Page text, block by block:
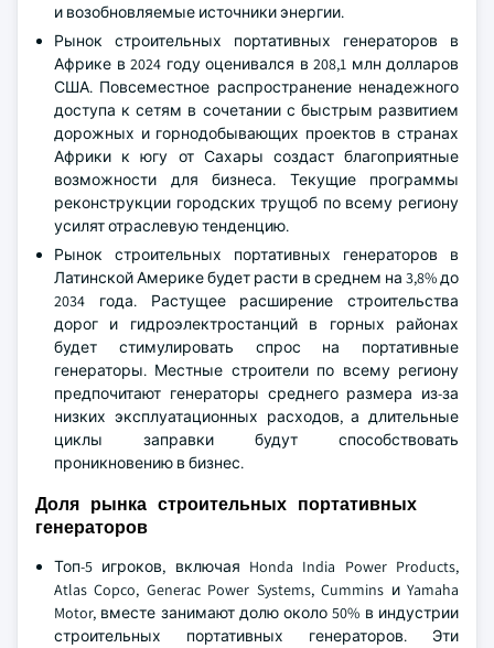
и возобновляемые источники энергии.
Рынок строительных портативных генераторов в
Африке в 2024 году оценивался в 208,1 млн долларов
США. Повсеместное распространение ненадежного
доступа к сетям в сочетании с быстрым развитием
дорожных и горнодобывающих проектов в странах
Африки к югу от Сахары создаст благоприятные
возможности для бизнеса. Текущие программы
реконструкции городских трущоб по всему региону
усилят отраслевую тенденцию.
Рынок строительных портативных генераторов в
Латинской Америке будет расти в среднем на 3,8% до
2034 года. Растущее расширение строительства
дорог и гидроэлектростанций в горных районах
будет стимулировать спрос на портативные
генераторы. Местные строители по всему региону
предпочитают генераторы среднего размера из-за
низких эксплуатационных расходов, а длительные
циклы заправки будут способствовать
проникновению в бизнес.
Доля рынка строительных портативных
генераторов
Топ-5 игроков, включая Honda India Power Products,
Atlas Copco, Generac Power Systems, Cummins и Yamaha
Motor, вместе занимают долю около 50% в индустрии
строительных портативных генераторов. Эти